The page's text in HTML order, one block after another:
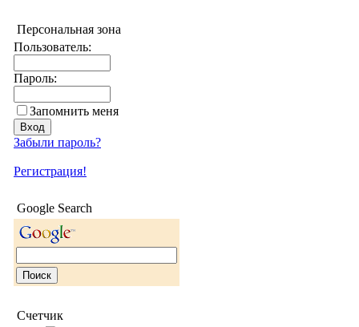
Персональная зона
Пользователь:
Пароль:
Запомнить меня
Забыли пароль?
Регистрация!
Google Search
Счетчик